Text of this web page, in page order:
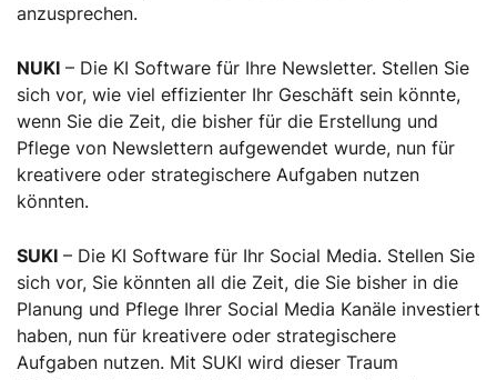
anzusprechen.
NUKI – Die KI Software für Ihre Newsletter. Stellen Sie
sich vor, wie viel effizienter Ihr Geschäft sein könnte,
wenn Sie die Zeit, die bisher für die Erstellung und
Pflege von Newslettern aufgewendet wurde, nun für
kreativere oder strategischere Aufgaben nutzen
könnten.
SUKI – Die KI Software für Ihr Social Media. Stellen Sie
sich vor, Sie könnten all die Zeit, die Sie bisher in die
Planung und Pflege Ihrer Social Media Kanäle investiert
haben, nun für kreativere oder strategischere
Aufgaben nutzen. Mit SUKI wird dieser Traum